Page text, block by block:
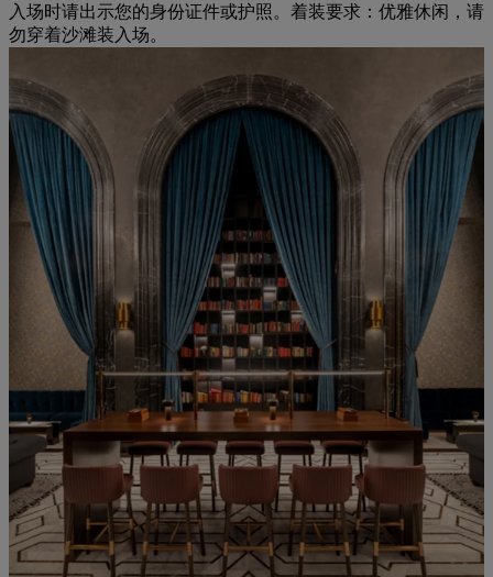
入场时请出示您的身份证件或护照。着装要求：优雅休闲，请
勿穿着沙滩装入场。